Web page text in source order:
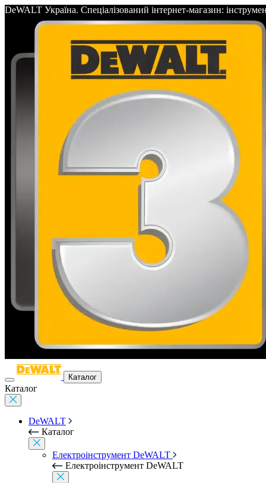
DeWALT Україна. Спеціалізований інтернет-магазин:
Каталог
Каталог
DeWALT
Каталог
Електроінструмент DeWALT
Електроінструмент DeWALT